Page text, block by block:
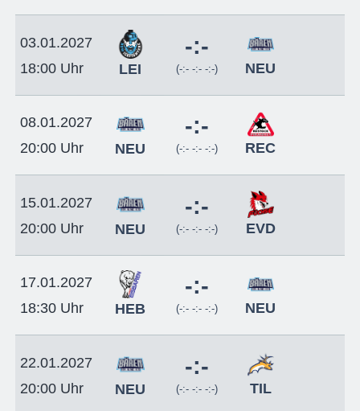
03.01.2027
18:00 Uhr
LEI
-:-
(-:- -:- -:-) NEU
08.01.2027
20:00 Uhr
NEU
-:-
(-:- -:- -:-) REC
15.01.2027
20:00 Uhr
NEU
-:-
(-:- -:- -:-) EVD
17.01.2027
18:30 Uhr
HEB
-:-
(-:- -:- -:-) NEU
22.01.2027
20:00 Uhr
NEU
-:-
(-:- -:- -:-) TIL